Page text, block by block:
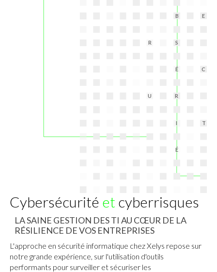
Cybersécurité et cyberrisques
LA SAINE GESTION DES TI AU CŒUR DE LA
RÉSILIENCE DE VOS ENTREPRISES
L'approche en sécurité informatique chez Xelys repose sur
notre grande expérience, sur l'utilisation d'outils
performants pour surveiller et sécuriser les
É
I T
R
U
C
É
R S
E
B